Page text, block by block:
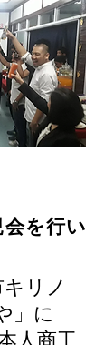
会を行い
キリノ
」に
人商工